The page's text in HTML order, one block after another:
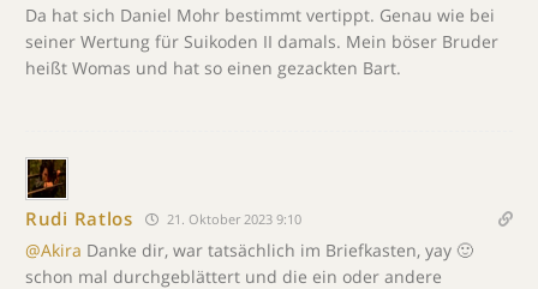
Da hat sich Daniel Mohr bestimmt vertippt. Genau wie bei
seiner Wertung für Suikoden II damals. Mein böser Bruder
heißt Womas und hat so einen gezackten Bart.
Rudi Ratlos 21. Oktober 2023 9:10
@Akira Danke dir, war tatsächlich im Briefkasten, yay 🙂
schon mal durchgeblättert und die ein oder andere